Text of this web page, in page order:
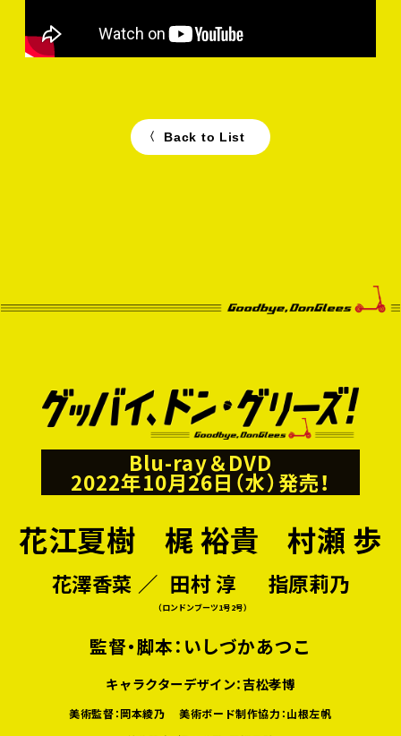
MOVIE
SPECIAL
Back to List
Blu-ray＆DVD
2022年10月26日（水）発売！
花江夏樹 梶 裕貴 村瀬 歩
花澤香菜 ／ 田村 淳
（ロンドンブーツ1号2号）
指原莉乃
監督・脚本：いしづかあつこ
キャラクターデザイン：吉松孝博
美術監督：岡本綾乃
美術ボード制作協力：山根左帆